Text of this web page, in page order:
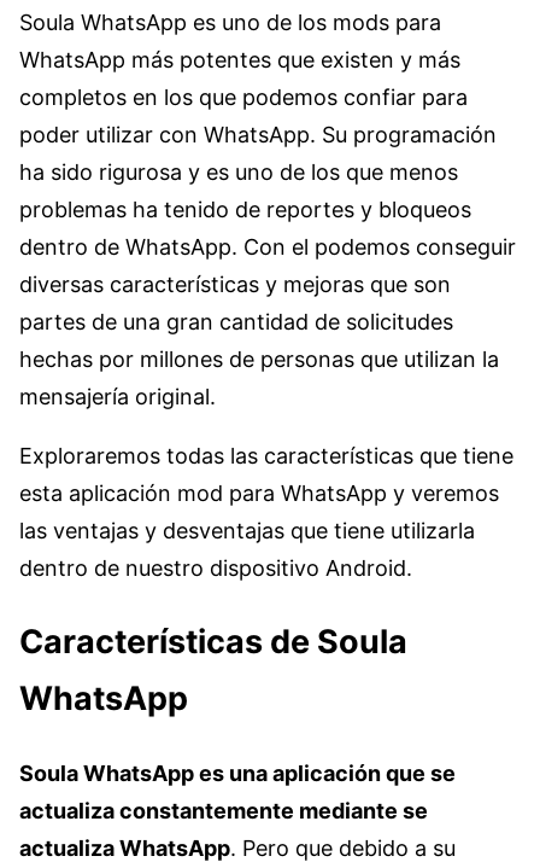
Soula WhatsApp es uno de los mods para
WhatsApp más potentes que existen y más
completos en los que podemos confiar para
poder utilizar con WhatsApp. Su programación
ha sido rigurosa y es uno de los que menos
problemas ha tenido de reportes y bloqueos
dentro de WhatsApp. Con el podemos conseguir
diversas características y mejoras que son
partes de una gran cantidad de solicitudes
hechas por millones de personas que utilizan la
mensajería original.
Exploraremos todas las características que tiene
esta aplicación mod para WhatsApp y veremos
las ventajas y desventajas que tiene utilizarla
dentro de nuestro dispositivo Android.
Características de Soula
WhatsApp
Soula WhatsApp es una aplicación que se
actualiza constantemente mediante se
actualiza WhatsApp. Pero que debido a su